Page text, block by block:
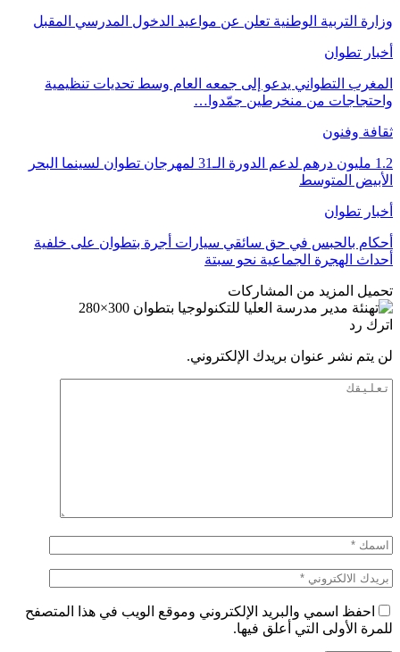
وزارة التربية الوطنية تعلن عن مواعيد الدخول المدرسي المقبل
أخبار تطوان
المغرب التطواني يدعو إلى جمعه العام وسط تحديات تنظيمية
واحتجاجات من منخرطين جمّدوا…
ثقافة وفنون
1.2 مليون درهم لدعم الدورة الـ31 لمهرجان تطوان لسينما البحر
الأبيض المتوسط
أخبار تطوان
أحكام بالحبس في حق سائقي سيارات أجرة بتطوان على خلفية
أحداث الهجرة الجماعية نحو سبتة
تحميل المزيد من المشاركات
اترك رد
لن يتم نشر عنوان بريدك الإلكتروني.
احفظ اسمي والبريد الإلكتروني وموقع الويب في هذا المتصفح
للمرة الأولى التي أعلق فيها.